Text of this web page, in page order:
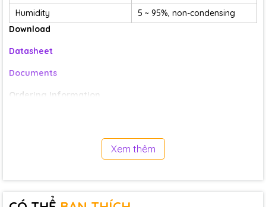
Humidity
5 ~ 95%, non-condensing
Download
Datasheet
Documents
Ordering Information
Xem thêm